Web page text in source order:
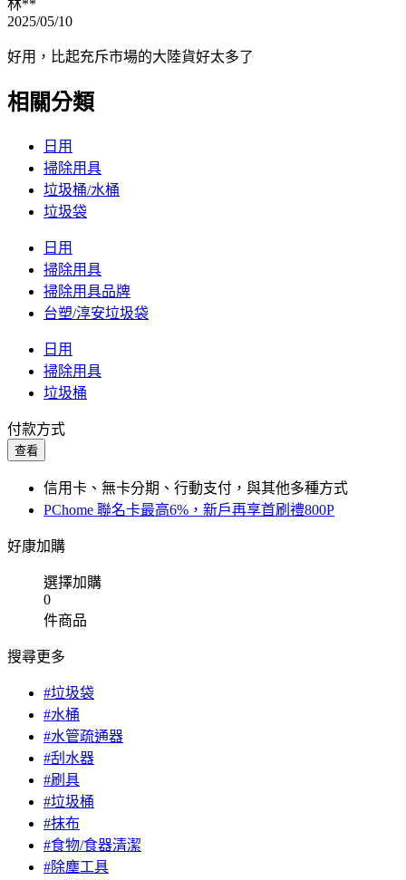
林**
2025/05/10
好用，比起充斥市場的大陸貨好太多了
相關分類
日用
掃除用具
垃圾桶/水桶
垃圾袋
日用
掃除用具
掃除用具品牌
台塑/淳安垃圾袋
日用
掃除用具
垃圾桶
付款方式
查看
信用卡、無卡分期、行動支付，與其他多種方式
PChome 聯名卡最高6%，新戶再享首刷禮800P
好康加購
選擇加購
0
件商品
搜尋更多
#垃圾袋
#水桶
#水管疏通器
#刮水器
#刷具
#垃圾桶
#抹布
#食物/食器清潔
#除塵工具